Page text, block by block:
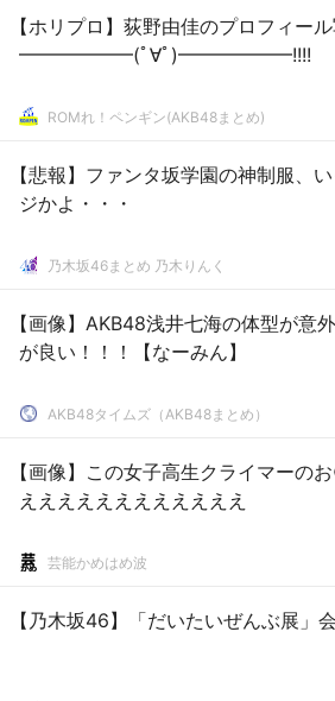
【ホリプロ】荻野由佳のプロフィー
━━━━━━(ﾟ∀ﾟ)━━━━━━!!!!
ROMれ！ペンギン(AKB48まとめ)
【悲報】ファンタ坂学園の神制服、
ジかよ・・・
乃木坂46まとめ 乃木りんく
【画像】AKB48浅井七海の体型が意
が良い！！！【なーみん】
AKB48タイムズ（AKB48まとめ）
【画像】この女子高生クライマーの
ええええええええええええ
芸能かめはめ波
【乃木坂46】「だいたいぜんぶ展」